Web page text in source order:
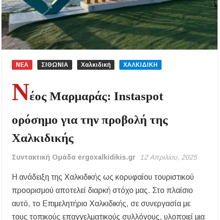
ΠΛΑΤΑΝΟΧΩΡΙ ΚΑΙ ΣΤΗ ΣΑΡΑΚΗΝΑ
Υπογράφηκε η σύμβαση για την ενεργειακή
αναβάθμιση του Μουσικού Γυμνασίου Νέας
Προποντίδας
Δήμος Κασσάνδρας: Εντός μικροβιολογικών
προληπτική απαγόρευση χρήσης
Πορταριάς Χαλκιδικής
ΥΓΙΑΙΝΕΙΝ: Δωρεάν προληπτικές εξετάσεις
έως το 2030
Σίβηρη Χαλκιδικής: Απαγόρευση χρήσης του
νερού για πόση μετά από μικροβιολογική
επιβάρυνση
ΝΕΑ ΣΙΘΩΝΙΑ Χαλκιδική ΧΑΛΚΙΔΙΚΗ
Νέος Μαρμαράς: Instaspot
ορόσημο για την προβολή της
Χαλκιδικής
Συντακτική Ομάδα ergoxalkidikis.gr 12 Απριλίου, 2025
Η ανάδειξη της Χαλκιδικής ως κορυφαίου τουριστικού
προορισμού αποτελεί διαρκή στόχο μας. Στο πλαίσιο
αυτό, το Επιμελητήριο Χαλκιδικής, σε συνεργασία με
τους τοπικούς επαγγελματικούς συλλόγους, υλοποιεί μια